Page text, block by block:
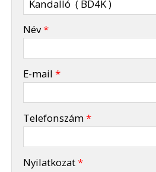
Név*
E-mail*
Telefonszám*
Nyilatkozat*